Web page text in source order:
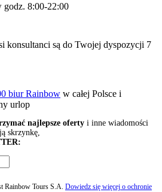
godz. 8:00-22:00
konsultanci są do Twojej dyspozycji 7
biur Rainbow w całej Polsce i
urlop
najlepsze oferty i inne wiadomości
skrzynkę,
Rainbow Tours S.A. Dowiedz się więcej o ochronie